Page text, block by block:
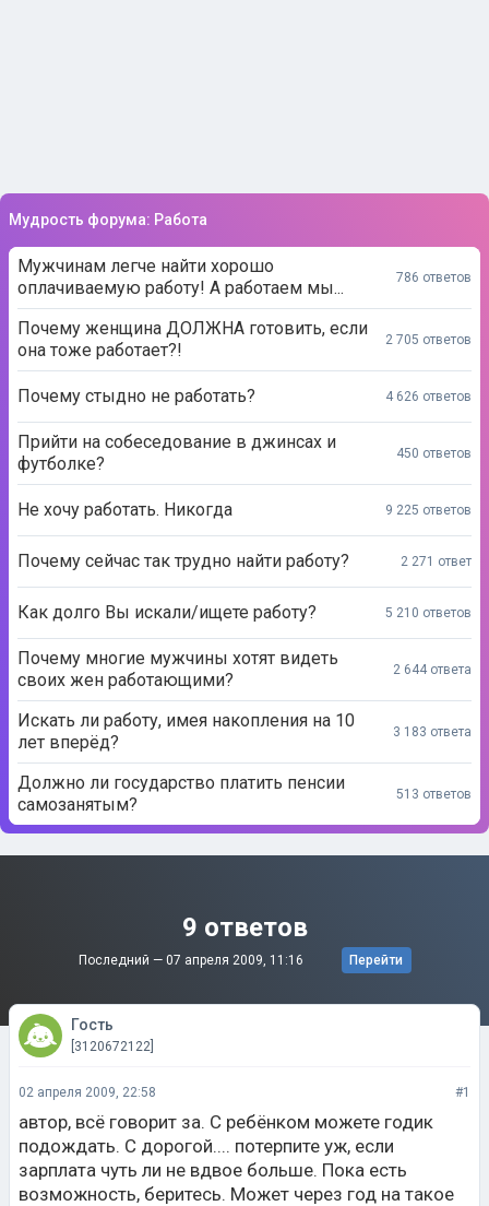
Мудрость форума: Работа
Мужчинам легче найти хорошо
оплачиваемую работу! А работаем мы...
786 ответов
Почему женщина ДОЛЖНА готовить, если
она тоже работает?!
2 705 ответов
Почему стыдно не работать? 4 626 ответов
Прийти на собеседование в джинсах и
футболке?
450 ответов
Не хочу работать. Никогда 9 225 ответов
Почему сейчас так трудно найти работу? 2 271 ответ
Как долго Вы искали/ищете работу? 5 210 ответов
Почему многие мужчины хотят видеть
своих жен работающими?
2 644 ответа
Искать ли работу, имея накопления на 10
лет вперёд?
3 183 ответа
Должно ли государство платить пенсии
самозанятым?
513 ответов
9 ответов
Последний — 07 апреля 2009, 11:16 Перейти
Гость
[3120672122]
02 апреля 2009, 22:58 #1
автор, всё говорит за. С ребёнком можете годик
подождать. С дорогой.... потерпите уж, если
зарплата чуть ли не вдвое больше. Пока есть
возможность, беритесь. Может через год на такое